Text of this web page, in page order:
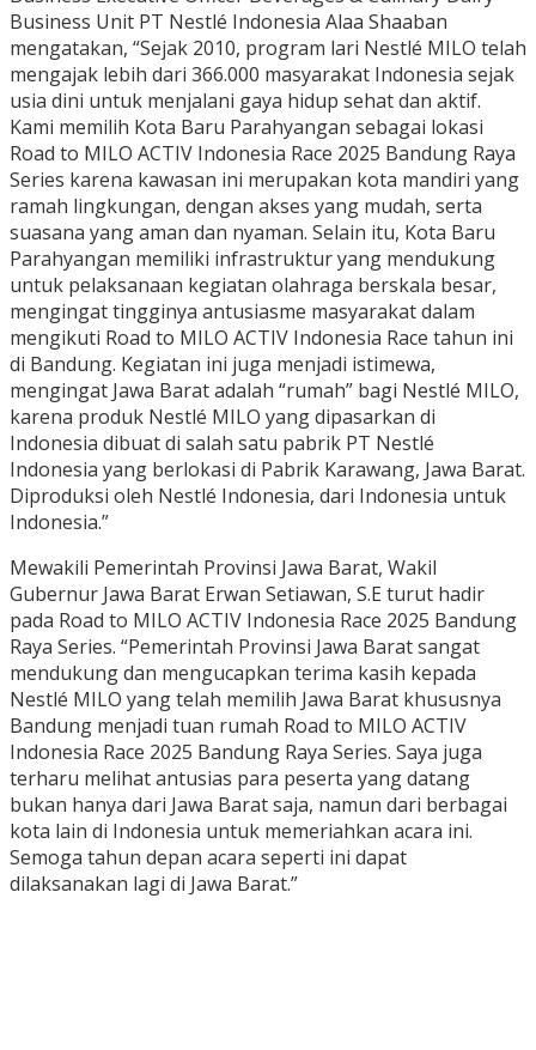
Business Unit PT Nestlé Indonesia Alaa Shaaban
mengatakan, “Sejak 2010, program lari Nestlé MILO telah
mengajak lebih dari 366.000 masyarakat Indonesia sejak
usia dini untuk menjalani gaya hidup sehat dan aktif.
Kami memilih Kota Baru Parahyangan sebagai lokasi
Road to MILO ACTIV Indonesia Race 2025 Bandung Raya
Series karena kawasan ini merupakan kota mandiri yang
ramah lingkungan, dengan akses yang mudah, serta
suasana yang aman dan nyaman. Selain itu, Kota Baru
Parahyangan memiliki infrastruktur yang mendukung
untuk pelaksanaan kegiatan olahraga berskala besar,
mengingat tingginya antusiasme masyarakat dalam
mengikuti Road to MILO ACTIV Indonesia Race tahun ini
di Bandung. Kegiatan ini juga menjadi istimewa,
mengingat Jawa Barat adalah “rumah” bagi Nestlé MILO,
karena produk Nestlé MILO yang dipasarkan di
Indonesia dibuat di salah satu pabrik PT Nestlé
Indonesia yang berlokasi di Pabrik Karawang, Jawa Barat.
Diproduksi oleh Nestlé Indonesia, dari Indonesia untuk
Indonesia.”
Mewakili Pemerintah Provinsi Jawa Barat, Wakil
Gubernur Jawa Barat Erwan Setiawan, S.E turut hadir
pada Road to MILO ACTIV Indonesia Race 2025 Bandung
Raya Series. “Pemerintah Provinsi Jawa Barat sangat
mendukung dan mengucapkan terima kasih kepada
Nestlé MILO yang telah memilih Jawa Barat khususnya
Bandung menjadi tuan rumah Road to MILO ACTIV
Indonesia Race 2025 Bandung Raya Series. Saya juga
terharu melihat antusias para peserta yang datang
bukan hanya dari Jawa Barat saja, namun dari berbagai
kota lain di Indonesia untuk memeriahkan acara ini.
Semoga tahun depan acara seperti ini dapat
dilaksanakan lagi di Jawa Barat.”